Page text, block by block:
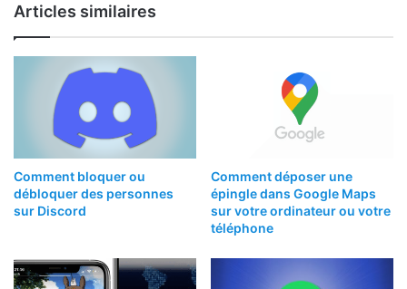
Articles similaires
Comment bloquer ou
débloquer des personnes
sur Discord
Comment déposer une
épingle dans Google Maps
sur votre ordinateur ou votre
téléphone